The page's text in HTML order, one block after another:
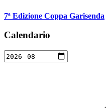
7ª Edizione Coppa Garisenda
Calendario